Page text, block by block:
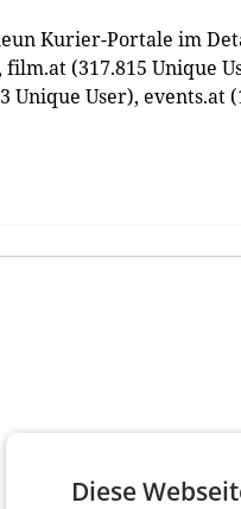
Kurier-Portale im
film.at (317.815 Unique
Unique User), events.at
Diese